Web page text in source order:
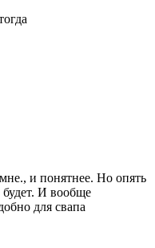
и понятнее. Но опять
И вообще
для свапа